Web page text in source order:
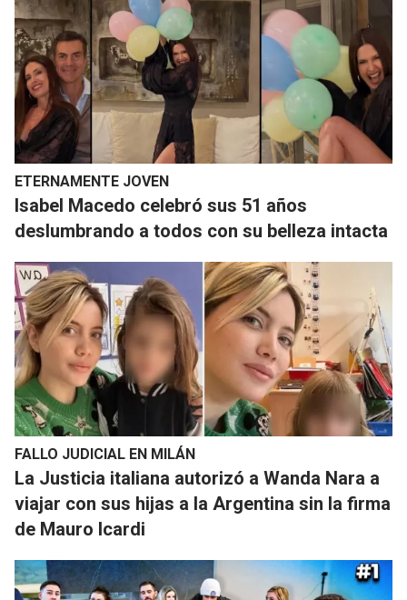
ETERNAMENTE JOVEN
​Isabel Macedo celebró sus 51 años
deslumbrando a todos con su belleza intacta
FALLO JUDICIAL EN MILÁN
La Justicia italiana autorizó a Wanda Nara a
viajar con sus hijas a la Argentina sin la firma
de Mauro Icardi